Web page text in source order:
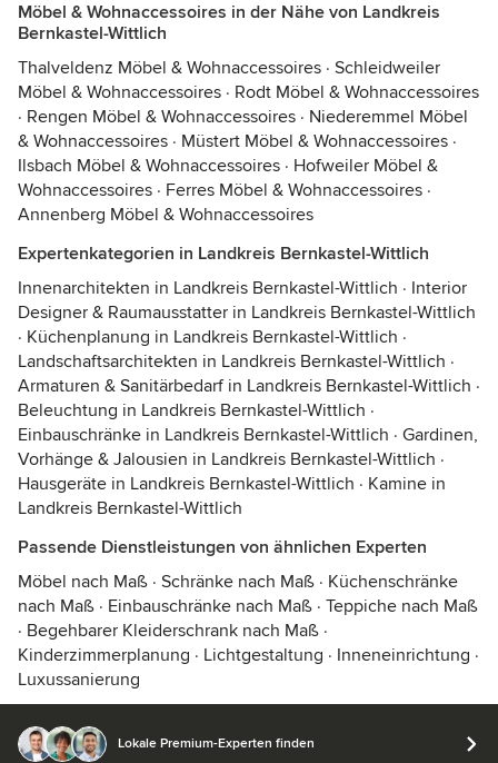
Möbel & Wohnaccessoires in der Nähe von Landkreis
Bernkastel-Wittlich
Thalveldenz Möbel & Wohnaccessoires · Schleidweiler
Möbel & Wohnaccessoires · Rodt Möbel & Wohnaccessoires
· Rengen Möbel & Wohnaccessoires · Niederemmel Möbel
& Wohnaccessoires · Müstert Möbel & Wohnaccessoires ·
Ilsbach Möbel & Wohnaccessoires · Hofweiler Möbel &
Wohnaccessoires · Ferres Möbel & Wohnaccessoires ·
Annenberg Möbel & Wohnaccessoires
Expertenkategorien in Landkreis Bernkastel-Wittlich
Innenarchitekten in Landkreis Bernkastel-Wittlich · Interior
Designer & Raumausstatter in Landkreis Bernkastel-Wittlich
· Küchenplanung in Landkreis Bernkastel-Wittlich ·
Landschaftsarchitekten in Landkreis Bernkastel-Wittlich ·
Armaturen & Sanitärbedarf in Landkreis Bernkastel-Wittlich ·
Beleuchtung in Landkreis Bernkastel-Wittlich ·
Einbauschränke in Landkreis Bernkastel-Wittlich · Gardinen,
Vorhänge & Jalousien in Landkreis Bernkastel-Wittlich ·
Hausgeräte in Landkreis Bernkastel-Wittlich · Kamine in
Landkreis Bernkastel-Wittlich
Passende Dienstleistungen von ähnlichen Experten
Möbel nach Maß · Schränke nach Maß · Küchenschränke
nach Maß · Einbauschränke nach Maß · Teppiche nach Maß
· Begehbarer Kleiderschrank nach Maß ·
Kinderzimmerplanung · Lichtgestaltung · Inneneinrichtung ·
Luxussanierung
Lokale Premium-Experten finden
© 2026 Houzz Inc.